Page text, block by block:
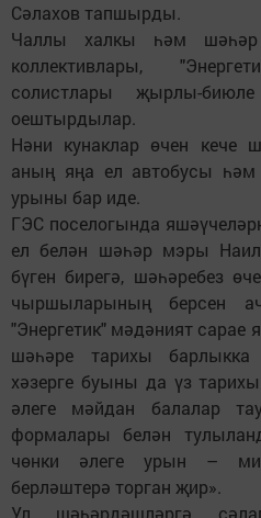
Сәлахов тапшырды.
Чаллы халкы һәм
коллективлары,
солистлары җырлы-
оештырдылар.
Нәни кунаклар өчен кече
аның яңа ел автобусы
урыны бар иде.
ГЭС поселогында
ел белән шәһәр мэры
бүген бирегә, шәһәребез
чыршыларының берсен
"Энергетик" мәдәният
шәһәре тарихы
хәзерге буыны да үз
әлеге мәйдан балалар
формалары белән
чөнки әлеге урын –
берләштерә торган җир».
Ул шәһәрдәшләргә